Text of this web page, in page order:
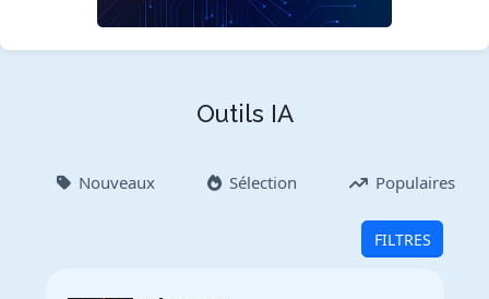
Outils IA
Nouveaux Sélection Populaires
FILTRES